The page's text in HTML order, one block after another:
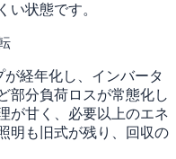
い状態です。
経年化し、インバータ
部分負荷ロスが常態化し
が甘く、必要以上のエネ
明も旧式が残り、回収の